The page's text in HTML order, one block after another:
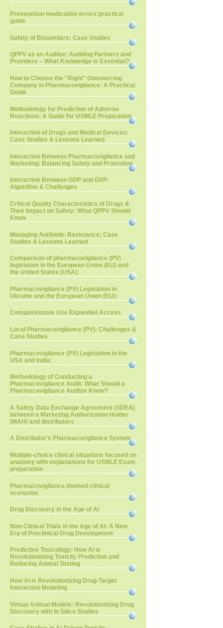
Prevenetion medication errors:practical
guide
Safety of Biosimilars: Case Studies
QPPV as an Auditor: Auditing Partners and
Providers – What Knowledge is Essential?
How to Choose the "Right" Outsourcing
Company in Pharmacovigilance: A Practical
Guide
Methodology for Prediction of Adverse
Reactions: A Guide for USMLE Preparation
Interaction of Drugs and Medical Devices:
Case Studies & Lessons Learned
Interaction Between Pharmacovigilance and
Marketing: Balancing Safety and Promotion
Interaction Between GDP and GVP:
Algorithm & Challenges
Critical Quality Characteristics of Drugs &
Their Impact on Safety: What QPPV Should
Know
Managing Antibiotic Resistance: Case
Studies & Lessons Learned
Comparison of pharmacovigilance (PV)
legislation in the European Union (EU) and
the United States (USA):
Pharmacovigilance (PV) Legislation in
Ukraine and the European Union (EU):
Compassionate Use Expanded Access
Local Pharmacovigilance (PV): Challenges &
Case Studies
Pharmacovigilance (PV) Legislation in the
USA and India:
Methodology of Conducting a
Pharmacovigilance Audit: What Should a
Pharmacovigilance Auditor Know?
A Safety Data Exchange Agreement (SDEA)
between a Marketing Authorization Holder
(MAH) and distributors
A Distributor’s Pharmacovigilance System
Multiple-choice clinical situations focused on
anatomy with explanations for USMLE Exam
preparation
Pharmacovigilance-themed clinical
scenarios
Drug Discovery in the Age of AI
Non-Clinical Trials in the Age of AI: A New
Era of Preclinical Drug Development
Predictive Toxicology: How AI is
Revolutionizing Toxicity Prediction and
Reducing Animal Testing
How AI is Revolutionizing Drug-Target
Interaction Modeling
Virtual Animal Models: Revolutionizing Drug
Discovery with In Silico Studies